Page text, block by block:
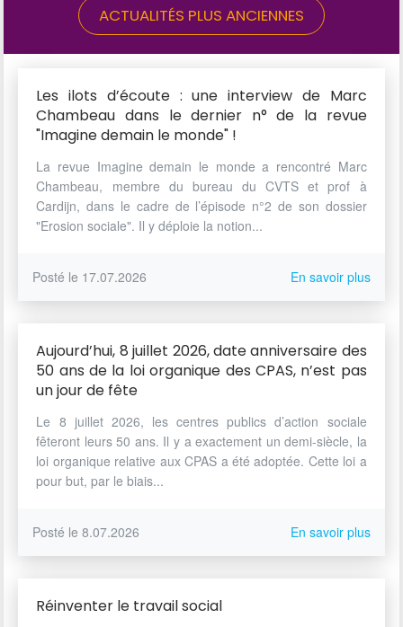
ACTUALITÉS PLUS ANCIENNES
Les ilots d’écoute : une interview de Marc
Chambeau dans le dernier n° de la revue
"Imagine demain le monde" !
La revue Imagine demain le monde a rencontré Marc
Chambeau, membre du bureau du CVTS et prof à
Cardijn, dans le cadre de l’épisode n°2 de son dossier
"Erosion sociale". Il y déploie la notion...
Posté le 17.07.2026 En savoir plus
Aujourd’hui, 8 juillet 2026, date anniversaire des
50 ans de la loi organique des CPAS, n’est pas
un jour de fête
Le 8 juillet 2026, les centres publics d’action sociale
fêteront leurs 50 ans. Il y a exactement un demi-siècle, la
loi organique relative aux CPAS a été adoptée. Cette loi a
pour but, par le biais...
Posté le 8.07.2026 En savoir plus
Réinventer le travail social